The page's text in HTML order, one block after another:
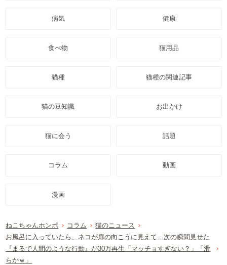
病気 健康
食べ物 猫用品
猫種 猫種の関連記事
猫の豆知識 お出かけ
猫に会う 話題
コラム 動画
漫画
ねこちゃんホンポ コラム
猫のニュース
お風呂に入っていたら、ネコが扉の向こうに見えて…次の瞬間見せた
『まるで人間のような行動』が30万再生「マッチョすぎない？」「滑
らかｗ」